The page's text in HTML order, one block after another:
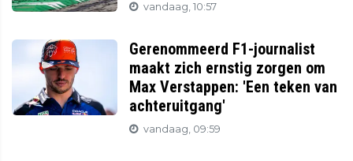
vandaag, 10:57
Gerenommeerd F1-journalist
maakt zich ernstig zorgen om
Max Verstappen: 'Een teken van
achteruitgang'
vandaag, 09:59